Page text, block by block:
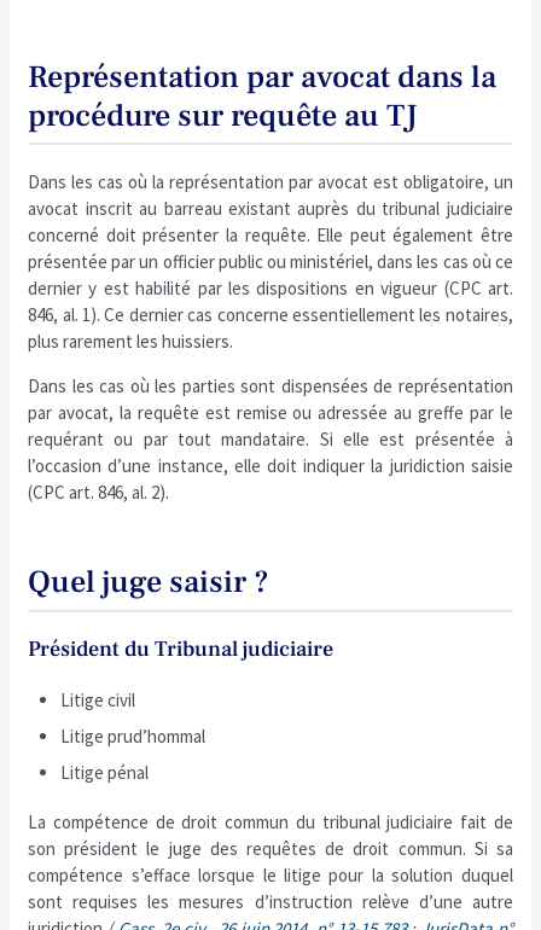
Représentation par avocat dans la
procédure sur requête au TJ
Dans les cas où la représentation par avocat est obligatoire, un
avocat inscrit au barreau existant auprès du tribunal judiciaire
concerné doit présenter la requête. Elle peut également être
présentée par un officier public ou ministériel, dans les cas où ce
dernier y est habilité par les dispositions en vigueur (CPC art.
846, al. 1). Ce dernier cas concerne essentiellement les notaires,
plus rarement les huissiers.
Dans les cas où les parties sont dispensées de représentation
par avocat, la requête est remise ou adressée au greffe par le
requérant ou par tout mandataire. Si elle est présentée à
l’occasion d’une instance, elle doit indiquer la juridiction saisie
(CPC art. 846, al. 2).
Quel juge saisir ?
Président du Tribunal judiciaire
Litige civil
Litige prud’hommal
Litige pénal
La compétence de droit commun du tribunal judiciaire fait de
son président le juge des requêtes de droit commun. Si sa
compétence s’efface lorsque le litige pour la solution duquel
sont requises les mesures d’instruction relève d’une autre